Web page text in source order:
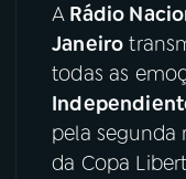
08FESTIVAL DE
ACOMPANHE A
YouTube
A Rádio
Janeiro
todas as
pela segunda
da Copa